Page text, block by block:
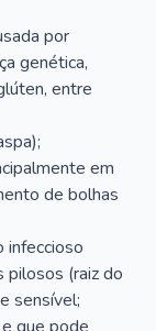
por
genética,
entre
em
de bolhas
infeccioso
pilosos (raiz do
sensível;